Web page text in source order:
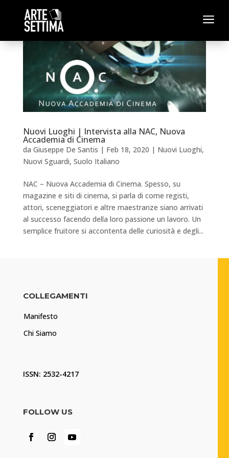
a
Nuovi Luoghi | Intervista alla NAC, Nuova
Accademia di Cinema
da Giuseppe De Santis | Feb 18, 2020 | Nuovi Luoghi,
Nuovi Sguardi, Suolo Italiano
NAC – Nuova Accademia di Cinema. Spesso, su
magazine e siti di cinema, si parla di come registi,
attori, sceneggiatori e altre maestranze siano arrivati
al successo facendo della loro passione un lavoro. Un
semplice fruitore si accontenta delle curiosità e degli...
COLLEGAMENTI
Manifesto
Chi Siamo
ISSN: 2532-4217
FOLLOW US